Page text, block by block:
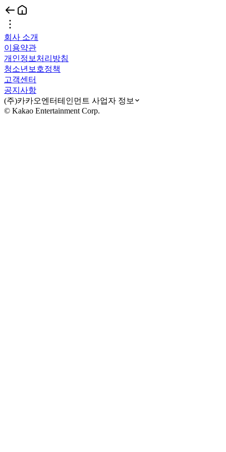
회사 소개
이용약관
개인정보처리방침
청소년보호정책
고객센터
공지사항
(주)카카오엔터테인먼트 사업자 정보
© Kakao Entertainment Corp.